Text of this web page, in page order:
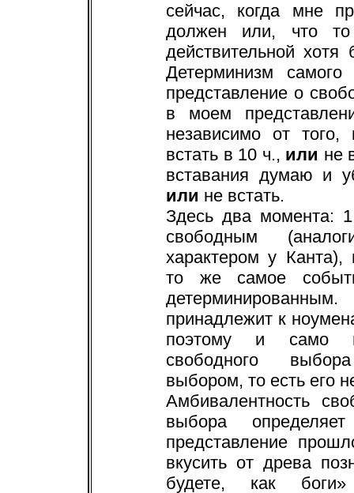
сейчас, когда мне
должен или, что
действительной
Детерминизм
представление о
в моем
независимо от
встать в 10 ч., или не
вставания думаю и
или не встать.
Здесь два момента:
свободным
характером у Канта),
то же самое
принадлежит к
поэтому и само
свободного
выбором, то есть его
Амбивалентность
выбора
представление
вкусить от древа
будете, как